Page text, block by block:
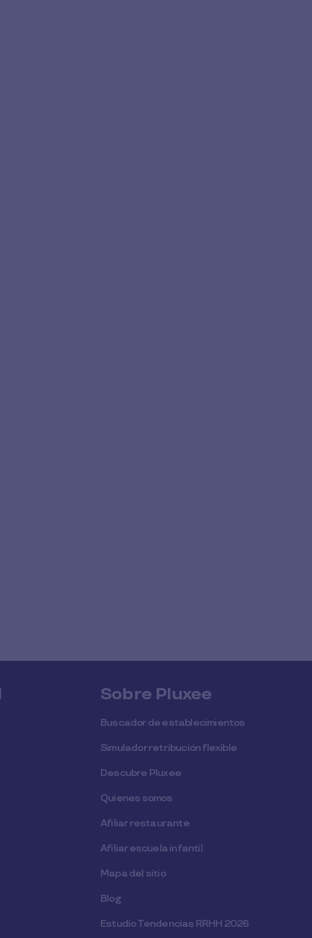
Sobre Pluxee
Buscador de establecimientos
Simulador retribución flexible
Descubre Pluxee
Quienes somos
Afiliar restaurante
Afiliar escuela infantil
Mapa del sitio
Blog
Estudio Tendencias RRHH 2026